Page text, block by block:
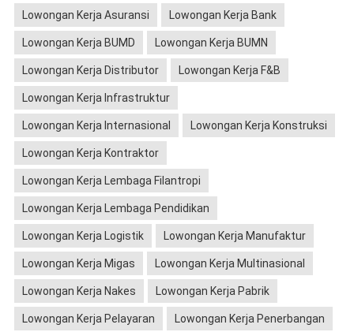
Lowongan Kerja Asuransi Lowongan Kerja Bank
Lowongan Kerja BUMD Lowongan Kerja BUMN
Lowongan Kerja Distributor Lowongan Kerja F&B
Lowongan Kerja Infrastruktur
Lowongan Kerja Internasional Lowongan Kerja Konstruksi
Lowongan Kerja Kontraktor
Lowongan Kerja Lembaga Filantropi
Lowongan Kerja Lembaga Pendidikan
Lowongan Kerja Logistik Lowongan Kerja Manufaktur
Lowongan Kerja Migas Lowongan Kerja Multinasional
Lowongan Kerja Nakes Lowongan Kerja Pabrik
Lowongan Kerja Pelayaran Lowongan Kerja Penerbangan